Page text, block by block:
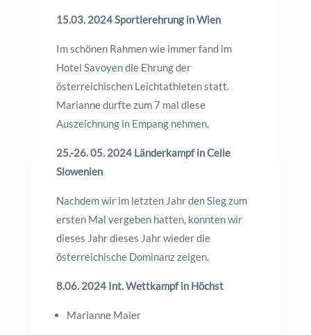
15.03. 2024 Sportlerehrung in Wien
Im schönen Rahmen wie immer fand im
Hotel Savoyen die Ehrung der
österreichischen Leichtathleten statt.
Marianne durfte zum 7 mal diese
Auszeichnung in Empang nehmen.
25.-26. 05. 2024 Länderkampf in Celle
Slowenien
Nachdem wir im letzten Jahr den Sieg zum
ersten Mal vergeben hatten, konnten wir
dieses Jahr dieses Jahr wieder die
österreichische Dominanz zeigen.
8.06. 2024 Int. Wettkampf in Höchst
Marianne Maier